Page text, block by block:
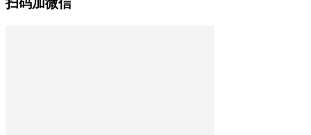
扫码加微信